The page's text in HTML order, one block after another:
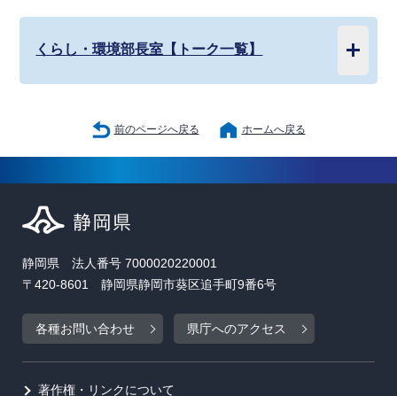
くらし・環境部長室【トーク一覧】
前のページへ戻る ホームへ戻る
静岡県 法人番号 7000020220001
〒420-8601 静岡県静岡市葵区追手町9番6号
各種お問い合わせ 県庁へのアクセス
著作権・リンクについて